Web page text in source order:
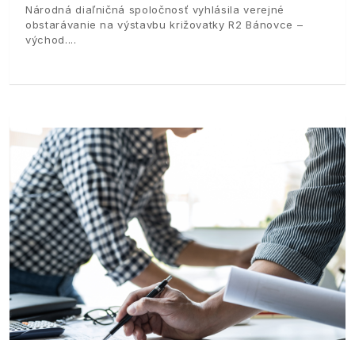
Národná diaľničná spoločnosť vyhlásila verejné
obstarávanie na výstavbu križovatky R2 Bánovce –
východ.